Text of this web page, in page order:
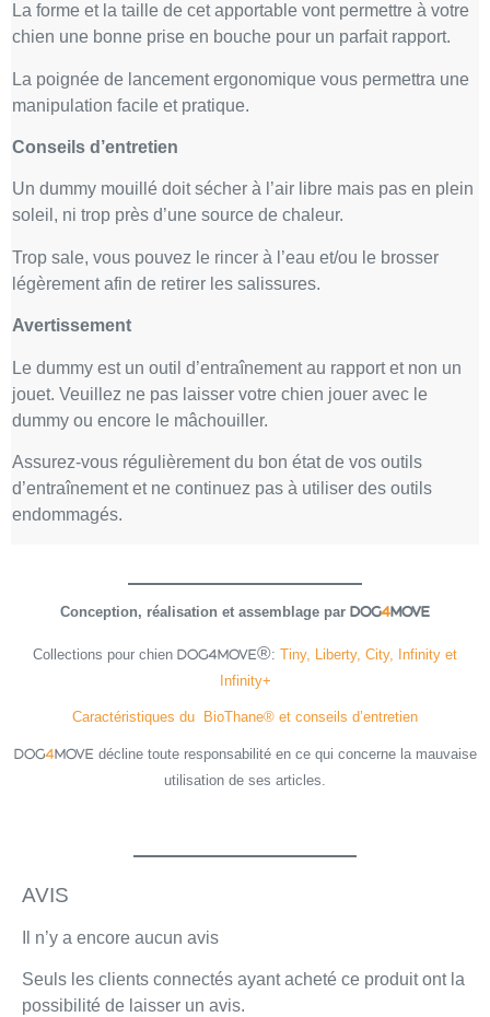
La forme et la taille de cet apportable vont permettre à votre
chien une bonne prise en bouche pour un parfait rapport.
La poignée de lancement ergonomique vous permettra une
manipulation facile et pratique.
Conseils d’entretien
Un dummy mouillé doit sécher à l’air libre mais pas en plein
soleil, ni trop près d’une source de chaleur.
Trop sale, vous pouvez le rincer à l’eau et/ou le brosser
légèrement afin de retirer les salissures.
Avertissement
Le dummy est un outil d’entraînement au rapport et non un
jouet. Veuillez ne pas laisser votre chien jouer avec le
dummy ou encore le mâchouiller.
Assurez-vous régulièrement du bon état de vos outils
d’entraînement et ne continuez pas à utiliser des outils
endommagés.
Conception, réalisation et assemblage par DOG4MOVE
Collections pour chien DOG4MOVE®: Tiny, Liberty, City, Infinity et
Infinity+
Caractéristiques du BioThane® et conseils d’entretien
DOG4MOVE décline toute responsabilité en ce qui concerne la mauvaise
utilisation de ses articles.
AVIS
Il n’y a encore aucun avis
Seuls les clients connectés ayant acheté ce produit ont la
possibilité de laisser un avis.